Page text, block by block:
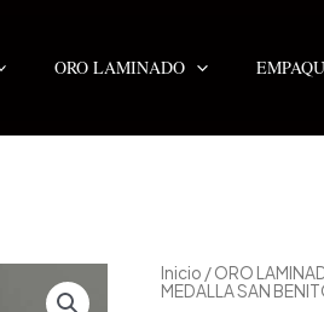
ORO LAMINADO
Inicio /ORO
MEDALLA SAN
PULSERA
TEJIDA